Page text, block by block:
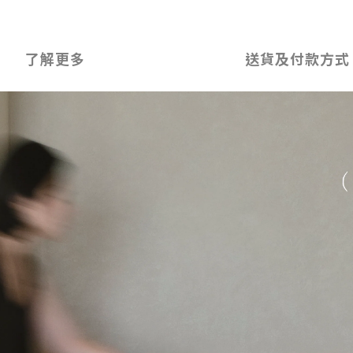
了解更多 送貨及付款方式